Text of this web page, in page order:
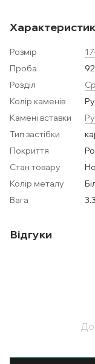
Розмір
Проба
Розділ
Колір каменів
Камені вставки
Тип застібки
Покриття
Стан товару
Колір металу
Вага
Відгуки